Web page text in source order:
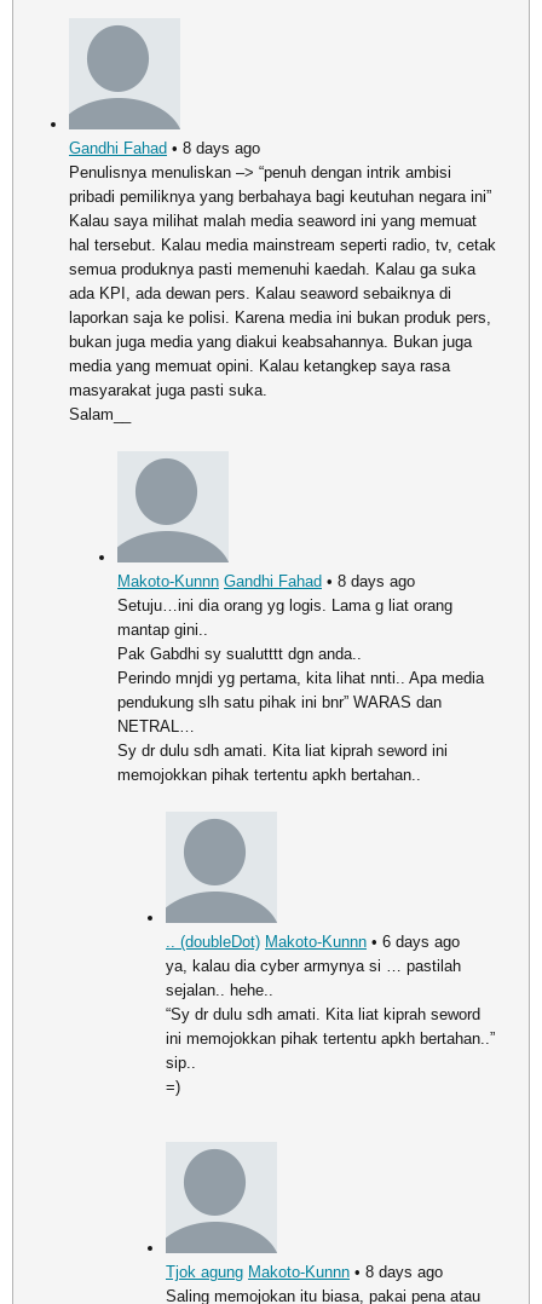
Gandhi Fahad • 8 days ago
Penulisnya menuliskan –> “penuh dengan intrik ambisi
pribadi pemiliknya yang berbahaya bagi keutuhan negara ini”
Kalau saya milihat malah media seaword ini yang memuat
hal tersebut. Kalau media mainstream seperti radio, tv, cetak
semua produknya pasti memenuhi kaedah. Kalau ga suka
ada KPI, ada dewan pers. Kalau seaword sebaiknya di
laporkan saja ke polisi. Karena media ini bukan produk pers,
bukan juga media yang diakui keabsahannya. Bukan juga
media yang memuat opini. Kalau ketangkep saya rasa
masyarakat juga pasti suka.
Salam__
Makoto-Kunnn Gandhi Fahad • 8 days ago
Setuju…ini dia orang yg logis. Lama g liat orang
mantap gini..
Pak Gabdhi sy sualutttt dgn anda..
Perindo mnjdi yg pertama, kita lihat nnti.. Apa media
pendukung slh satu pihak ini bnr” WARAS dan
NETRAL…
Sy dr dulu sdh amati. Kita liat kiprah seword ini
memojokkan pihak tertentu apkh bertahan..
.. (doubleDot) Makoto-Kunnn • 6 days ago
ya, kalau dia cyber armynya si … pastilah
sejalan.. hehe..
“Sy dr dulu sdh amati. Kita liat kiprah seword
ini memojokkan pihak tertentu apkh bertahan..”
sip..
=)
Tjok agung Makoto-Kunnn • 8 days ago
Saling memojokan itu biasa, pakai pena atau